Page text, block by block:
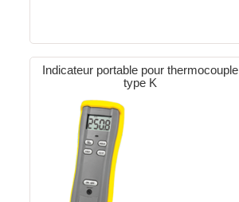
Indicateur portable pour thermocouple
type K